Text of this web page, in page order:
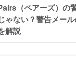
（ペアーズ）の
ゃない？警告メー
解説